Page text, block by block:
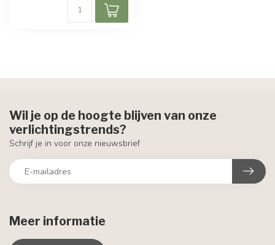
Meer informatie
Wil je op de hoogte blijven van onze
verlichtingstrends?
Schrijf je in voor onze nieuwsbrief